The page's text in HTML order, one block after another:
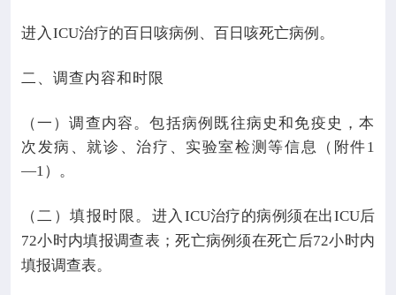
进入 ICU治疗的百日咳病例、百日咳死亡病例。
二、调查内容和时限
（一）调查内容。包括病例既往病史和免疫史，本
次发病、就诊、治疗、实验室检测等信息（附件1
—1 ）。
（二）填报时限。进入 ICU治疗的病例须在出ICU后
72小时内填报调查表；死亡病例须在死亡后72小时内
填报调查表。